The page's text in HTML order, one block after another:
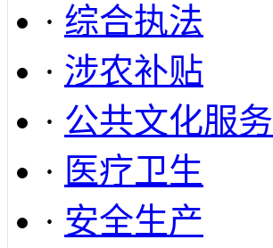
· 综合执法
· 涉农补贴
· 公共文化服务
· 医疗卫生
· 安全生产